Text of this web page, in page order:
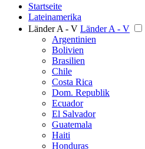
Startseite
Lateinamerika
Länder A - V Länder A - V
Argentinien
Bolivien
Brasilien
Chile
Costa Rica
Dom. Republik
Ecuador
El Salvador
Guatemala
Haiti
Honduras